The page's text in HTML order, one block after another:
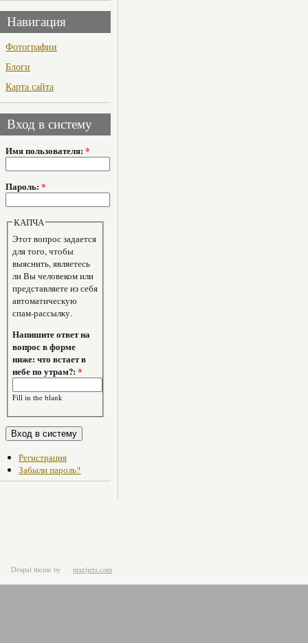
Навигация
Фотографии
Блоги
Карта сайта
Вход в систему
Имя пользователя: *
Пароль: *
КАПЧА
Этот вопрос задается
для того, чтобы
выяснить, являетесь
ли Вы человеком или
представляете из себя
автоматическую
спам-рассылку.
Напишите ответ на
вопрос в форме
ниже: что встает в
небе по утрам?:*
Fill in the blank
Регистрация
Забыли пароль?
Drupal theme by pixeljets.com